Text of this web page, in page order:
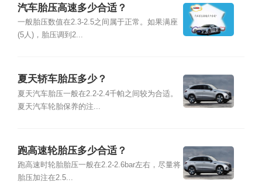
汽车胎压高速多少合适？
一般胎压数值在2.3-2.5之间属于正常。如果满座
(5人)，胎压调到2...
夏天轿车胎压多少？
夏天汽车胎压一般在2.2-2.4千帕之间较为合适。
夏天汽车轮胎保养的注...
跑高速轮胎压多少合适？
跑高速时轮胎胎压一般在2.2-2.6bar左右，尽量将
胎压加注在2.5...